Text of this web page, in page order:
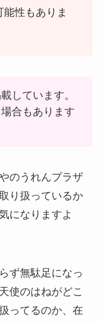
ンキや100均に売
？セブン・ロー
える！
性もありま
しています。
合もあります
のうれんプラザ
り扱っているか
になりますよ
ず無駄足になっ
使のはねがどこ
ってるのか、在